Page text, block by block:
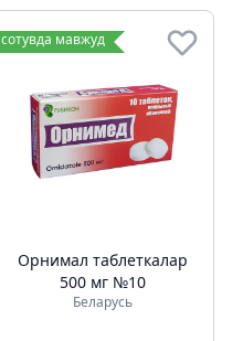
сотувда мавжуд
Орнимал таблеткалар
500 мг №10
Беларусь